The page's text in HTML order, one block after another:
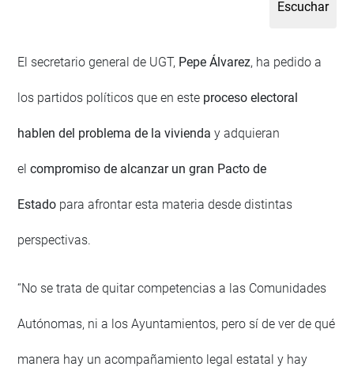
El secretario general de UGT, Pepe Álvarez, ha pedido a
los partidos políticos que en este proceso electoral
hablen del problema de la vivienda y adquieran
elcompromiso de alcanzar un gran Pacto de
Estado para afrontar esta materia desde distintas
perspectivas.
“No se trata de quitar competencias a las Comunidades
Autónomas, ni a los Ayuntamientos, pero sí de ver de qué
manera hay un acompañamiento legal estatal y hay